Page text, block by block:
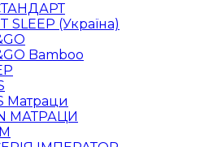
SLEEP (Україна)
Bamboo
Матраци
МАТРАЦИ